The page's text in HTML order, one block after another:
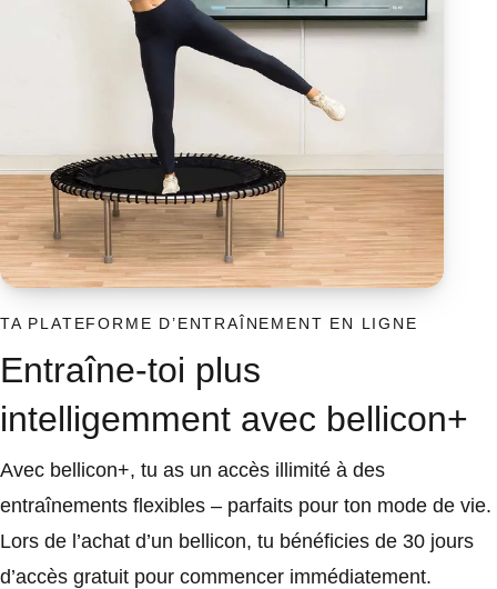
TA PLATEFORME D’ENTRAÎNEMENT EN LIGNE
Entraîne-toi plus
intelligemment avec bellicon+
Avec bellicon+, tu as un accès illimité à des
entraînements flexibles – parfaits pour ton mode de vie.
Lors de l’achat d’un bellicon, tu bénéficies de 30 jours
d’accès gratuit pour commencer immédiatement.